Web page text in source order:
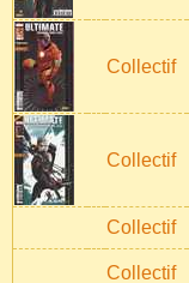
Collectif
Collectif
Collectif
Collectif